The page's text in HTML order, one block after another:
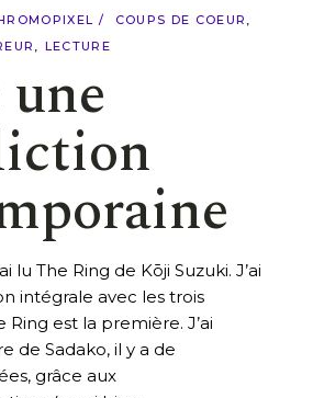
COUPS DE COEUR
LECTURE
lu The Ring de Kōji Suzuki. J’ai
intégrale avec les trois
Ring est la première. J’ai
de Sadako, il y a de
grâce aux